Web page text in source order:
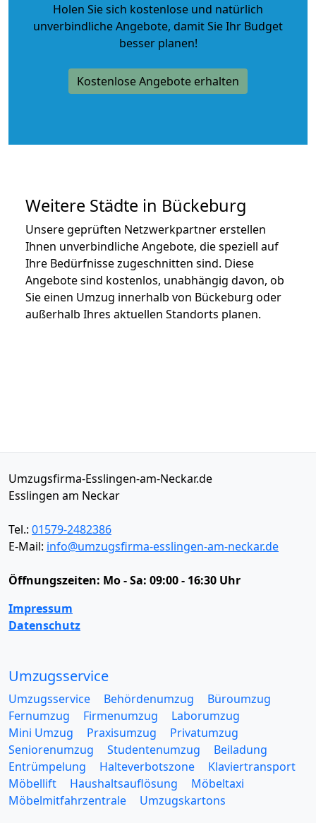
Holen Sie sich kostenlose und natürlich
unverbindliche Angebote, damit Sie Ihr Budget
besser planen!
Kostenlose Angebote erhalten
Weitere Städte in Bückeburg
Unsere geprüften Netzwerkpartner erstellen
Ihnen unverbindliche Angebote, die speziell auf
Ihre Bedürfnisse zugeschnitten sind. Diese
Angebote sind kostenlos, unabhängig davon, ob
Sie einen Umzug innerhalb von Bückeburg oder
außerhalb Ihres aktuellen Standorts planen.
Umzugsfirma-Esslingen-am-Neckar.de
Esslingen am Neckar
Tel.: 01579-2482386
E-Mail: info@umzugsfirma-esslingen-am-neckar.de
Öffnungszeiten: Mo - Sa: 09:00 - 16:30 Uhr
Impressum
Datenschutz
Umzugsservice
Umzugsservice Behördenumzug
Büroumzug
Fernumzug
Firmenumzug
Laborumzug
Mini Umzug
Praxisumzug
Privatumzug
Seniorenumzug
Studentenumzug
Beiladung
Entrümpelung
Halteverbotszone
Klaviertransport
Möbellift
Haushaltsauflösung
Möbeltaxi
Möbelmitfahrzentrale
Umzugskartons